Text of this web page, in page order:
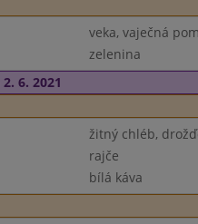
veka, vaječná
zelenina
6. 2021
žitný chléb,
rajče
bílá káva